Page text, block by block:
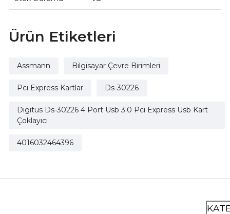
Ürün Etiketleri
Assmann Bilgisayar Çevre Birimleri
Pcı Express Kartlar Ds-30226
Digitus Ds-30226 4 Port Usb 3.0 Pcı Express Usb Kart
Çoklayıcı
4016032464396